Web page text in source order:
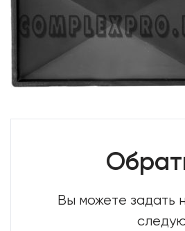
Вы можете задать